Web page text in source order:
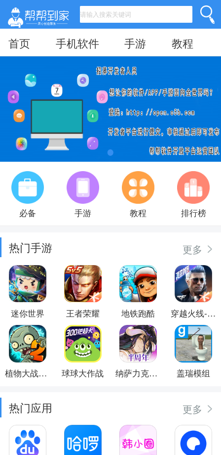
首页 手机软件 手游 教程
必备 手游 教程 排行榜
热门手游 更多
迷你世界 王者荣耀 地铁跑酷 穿越火线-枪战王者
植物大战僵尸2 球球大作战 纳萨力克之王 盖瑞模组
热门应用 更多